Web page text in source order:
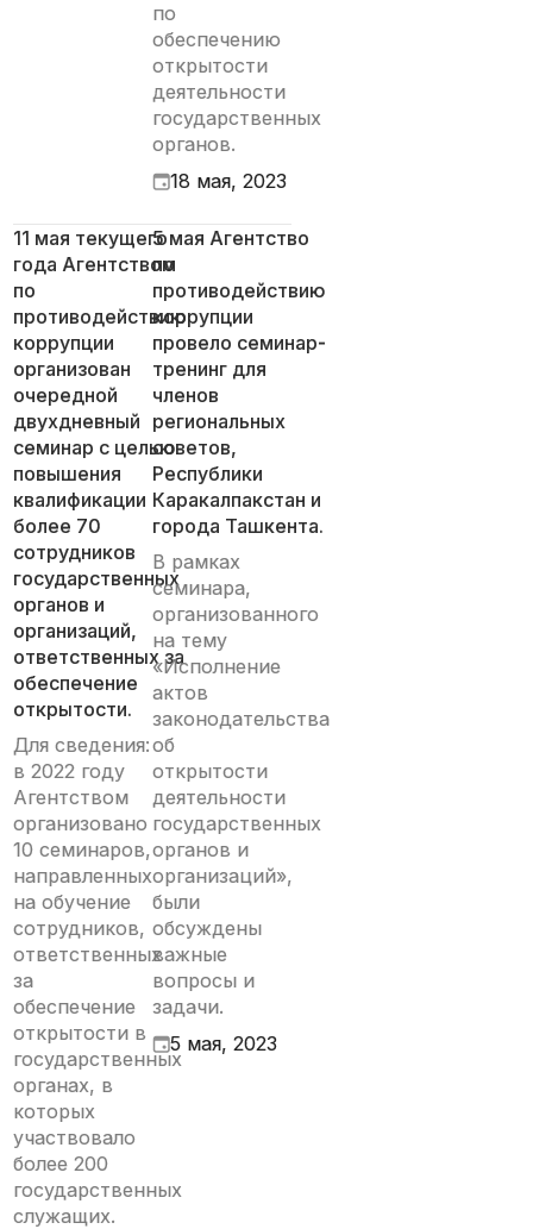
по
обеспечению
открытости
деятельности
государственных
органов.
18 мая, 2023
11 мая текущего
года Агентством
по
противодействию
коррупции
организован
очередной
двухдневный
семинар с целью
повышения
квалификации
более 70
сотрудников
государственных
органов и
организаций,
ответственных за
обеспечение
открытости.
Для сведения:
в 2022 году
Агентством
организовано
10 семинаров,
направленных
на обучение
сотрудников,
ответственных
за
обеспечение
открытости в
государственных
органах, в
которых
участвовало
более 200
государственных
служащих.
5 мая Агентство
по
противодействию
коррупции
провело семинар-
тренинг для
членов
региональных
советов,
Республики
Каракалпакстан и
города Ташкента.
В рамках
семинара,
организованного
на тему
«Исполнение
актов
законодательства
об
открытости
деятельности
государственных
органов и
организаций»,
были
обсуждены
важные
вопросы и
задачи.
5 мая, 2023